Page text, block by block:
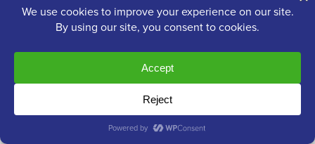
bisogno di un plugin di chat in futuro e per
alcune attività questa è un'ottima idea.